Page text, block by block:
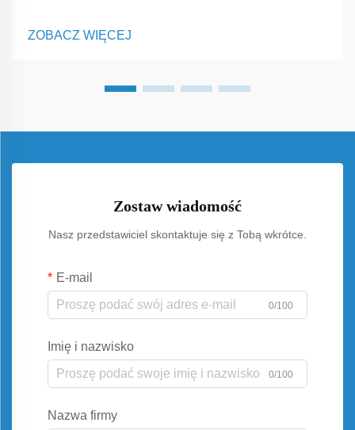
Dachy trapezowe, faliste oraz z zakładanymi kalenicami
ZOBACZ WIĘCEJ
Zostaw wiadomość
Nasz przedstawiciel skontaktuje się z Tobą wkrótce.
E-mail
0/100
Imię i nazwisko
0/100
Nazwa firmy